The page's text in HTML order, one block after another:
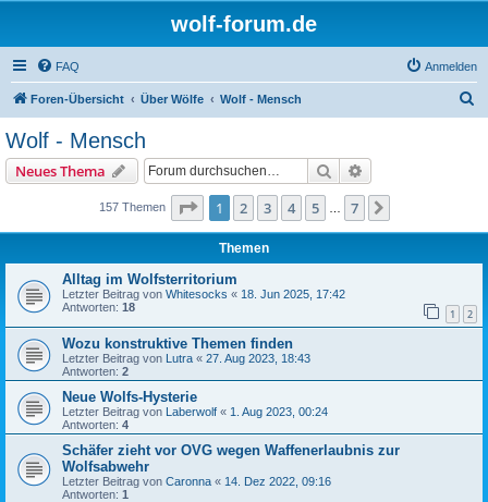
wolf-forum.de
FAQ Anmelden
Foren-Übersicht Über Wölfe Wolf - Mensch
Wolf - Mensch
Neues Thema Suche
157 Themen Seite 1von
1 2 3 4 5 7
Themen
Alltag im Wolfsterritorium
Letzter Beitrag von Whitesocks « 18. Jun 2025, 17:42
Antworten: 18 1 2
Wozu konstruktive Themen finden
Letzter Beitrag von Lutra « 27. Aug 2023, 18:43
Antworten: 2
Neue Wolfs-Hysterie
Letzter Beitrag von Laberwolf « 1. Aug 2023, 00:24
Antworten: 4
Schäfer zieht vor OVG wegen Waffenerlaubnis zur
Wolfsabwehr
Letzter Beitrag von Caronna « 14. Dez 2022, 09:16
Antworten: 1